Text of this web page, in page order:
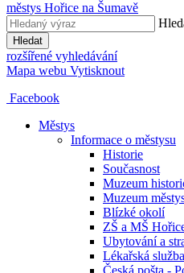
městys Hořice na Šumavě
Hledat
rozšířené vyhledávání
Mapa webu Vytisknout
Facebook
Městys
Informace o městysu
Historie
Současnost
Muzeum
Muzeum
Blízké okolí
ZŠ a MŠ
Ubytování a
Lékařská služba
Česká pošta -